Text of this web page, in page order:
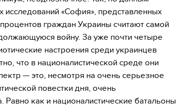
исследований «София», представленных
граждан Украины считают самой
войну. За уже почти четыре
настроения среди украинцев
что в националистической среде они
— это, несмотря на очень серьезное
повестки дня, очень
Равно как и националистические батальоны,